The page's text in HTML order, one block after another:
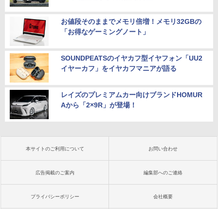
お値段そのままでメモリ倍増！メモリ32GBの
「お得なゲーミングノート」
SOUNDPEATSのイヤカフ型イヤフォン「UU2
イヤーカフ」をイヤカフマニアが語る
レイズのプレミアムカー向けブランドHOMUR
Aから「2×9R」が登場！
本サイトのご利用について お問い合わせ
広告掲載のご案内 編集部へのご連絡
プライバシーポリシー 会社概要